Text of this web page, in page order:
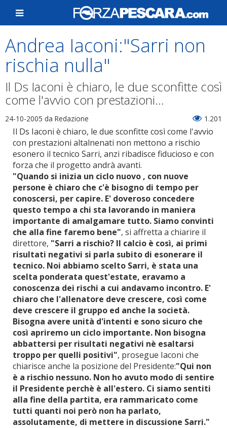
Andrea Iaconi:"Sarri non
rischia nulla"
Il Ds Iaconi è chiaro, le due sconfitte così
come l'avvio con prestazioni...
24-10-2005 da Redazione 1.201
Il Ds Iaconi è chiaro, le due sconfitte così come l'avvio
con prestazioni altalnenati non mettono a rischio
esonero il tecnico Sarri, anzi ribadisce fiducioso e con
forza che il progetto andrà avanti.
"Quando si inizia un ciclo nuovo , con nuove
persone è chiaro che c'è bisogno di tempo per
conoscersi, per capire. E' doveroso concedere
questo tempo a chi sta lavorando in maniera
importante di amalgamare tutto. Siamo convinti
che alla fine faremo bene", si affretta a chiarire il
direttore, "Sarri a rischio? Il calcio è così, ai primi
risultati negativi si parla subito di esonerare il
tecnico. Noi abbiamo scelto Sarri, è stata una
scelta ponderata quest'estate, eravamo a
conoscenza dei rischi a cui andavamo incontro. E'
chiaro che l'allenatore deve crescere, così come
deve crescere il gruppo ed anche la società.
Bisogna avere unità d'intenti e sono sicuro che
così apriremo un ciclo importante. Non bisogna
abbattersi per risultati negativi nè esaltarsi
troppo per quelli positivi", prosegue Iaconi che
chiarisce anche la posizione del Presidente:"Qui non
è a rischio nessuno. Non ho avuto modo di sentire
il Presidente perchè è all'estero. Ci siamo sentiti
alla fine della partita, era rammaricato come
tutti quanti noi però non ha parlato,
assolutamente, di mettere in discussione Sarri."